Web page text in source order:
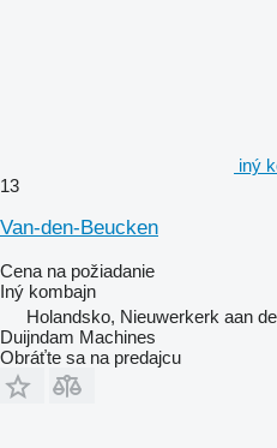
iný
13
Van-den-Beucken
Cena na požiadanie
Iný kombajn
Holandsko, Nieuwerkerk aan
Duijndam Machines
Obráťte sa na predajcu